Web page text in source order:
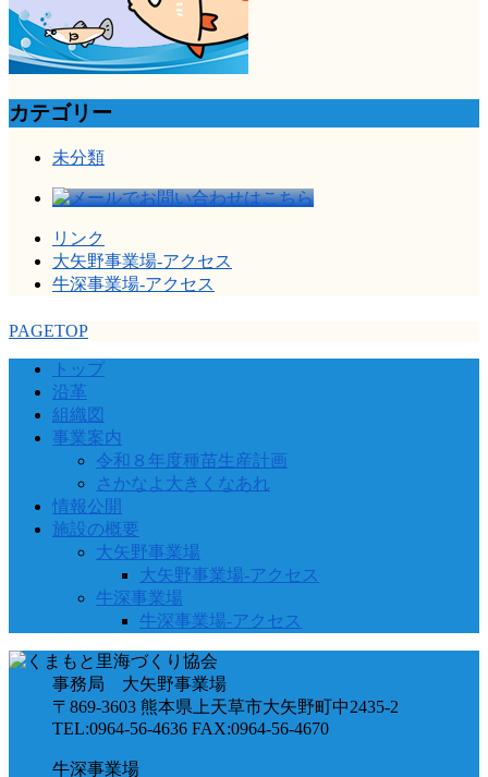
カテゴリー
未分類
リンク
大矢野事業場-アクセス
牛深事業場-アクセス
PAGETOP
トップ
沿革
組織図
事業案内
令和８年度種苗生産計画
さかなよ大きくなあれ
情報公開
施設の概要
大矢野事業場
大矢野事業場-アクセス
牛深事業場
牛深事業場-アクセス
事務局 大矢野事業場
〒869-3603 熊本県上天草市大矢野町中2435-2
TEL:0964-56-4636 FAX:0964-56-4670
牛深事業場